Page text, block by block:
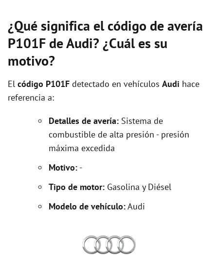
¿Qué significa el código de avería
P101F de Audi? ¿Cuál es su
motivo?
El código P101F detectado en vehículos Audi hace
referencia a:
Detalles de avería: Sistema de
combustible de alta presión - presión
máxima excedida
Motivo: -
Tipo de motor: Gasolina y Diésel
Modelo de vehículo:Audi